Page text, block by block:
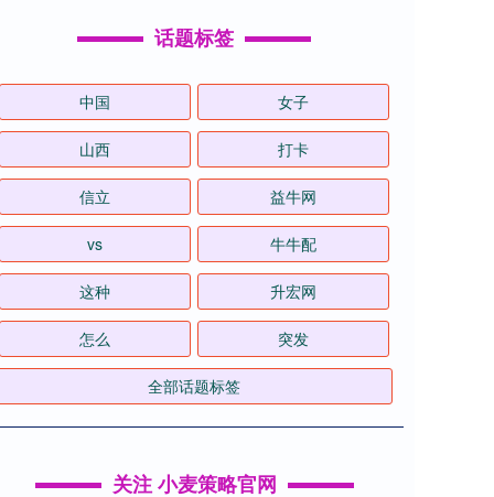
话题标签
中国 女子
山西 打卡
信立 益牛网
vs 牛牛配
这种 升宏网
怎么 突发
全部话题标签
关注 小麦策略官网